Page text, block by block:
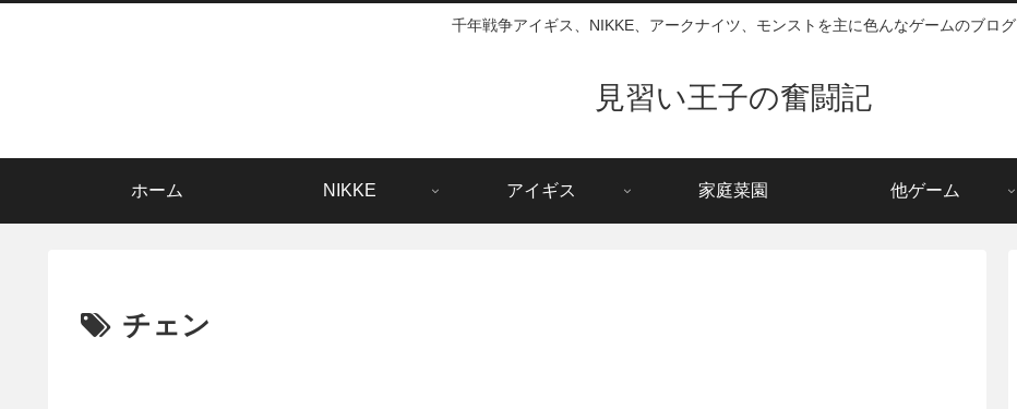
千年戦争アイギス、NIKKE、アークナイツ、モンストを主に色んなゲームのブログ
見習い王子の奮闘記
ホーム NIKKE アイギス 家庭菜園 他ゲーム
チェン